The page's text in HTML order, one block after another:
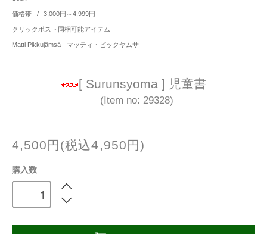
価格帯 / 3,000円～4,999円
クリックポスト同梱可能アイテム
Matti Pikkujämsä - マッティ・ピックヤムサ
[ Surunsyoma ] 児童書
(Item no: 29328)
4,500円(税込4,950円)
購入数